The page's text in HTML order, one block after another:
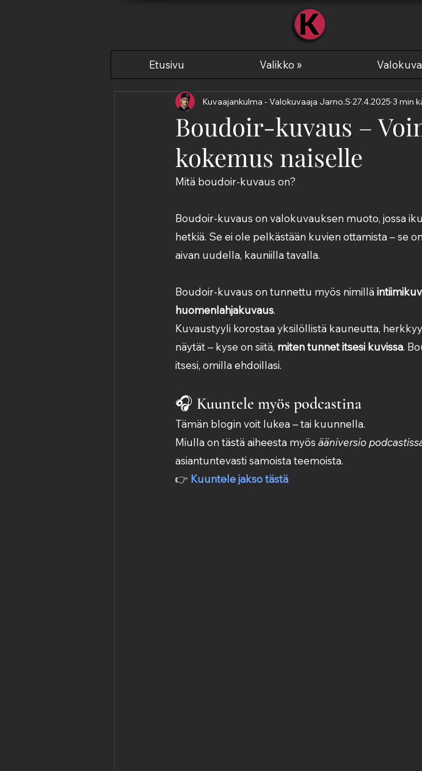
Etusivu Valikko »
Boudoir-kuvaus –
kokemus naiselle
Kuvaajankulma - Valokuvaaja Jarno.S 27.4.2025 3 min
Mitä boudoir-kuvaus on?
Boudoir-kuvaus on valokuvauksen muoto, jossa
hetkiä. Se ei ole pelkästään kuvien ottamista – se
aivan uudella, kauniilla tavalla.
Boudoir-kuvaus on tunnettu myös nimillä
huomenlahjakuvaus.
Kuvaustyyli korostaa yksilöllistä kauneutta,
näytät – kyse on siitä, miten tunnet itsesi kuvissa.
itsesi, omilla ehdoillasi.
🎧 Kuuntele myös podcastina
Tämän blogin voit lukea – tai kuunnella.
Miulla on tästä aiheesta myös ääniversio
asiantuntevasti samoista teemoista.
👉 Kuuntele jakso tästä